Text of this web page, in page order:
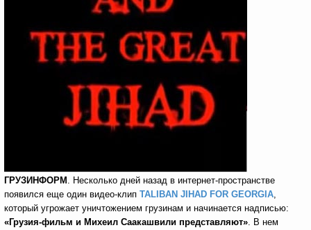
ГРУЗИНФОРМ . Несколько дней назад в интернет-пространстве
появился еще один видео-клип TALIBAN JIHAD FOR GEORGIA,
который угрожает уничтожением грузинам и начинается надписью:
«Грузия-фильм и Михеил Саакашвили представляют». В нем